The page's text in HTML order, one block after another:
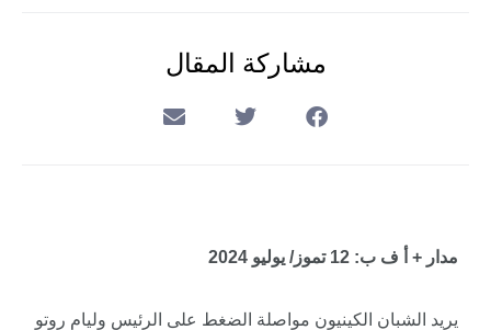
مشاركة المقال
مدار + أ ف ب: 12 تموز/ يوليو 2024
يريد الشبان الكينيون مواصلة الضغط على الرئيس وليام روتو